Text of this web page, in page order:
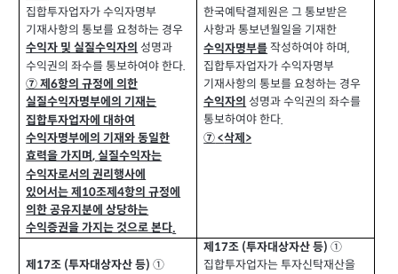
집합투자업자가 수익자명부
기재사항의 통보를 요청하는 경우
수익자 및 실질수익자의 성명과
수익권의 좌수를 통보하여야 한다.
⑦ 제6항의 규정에 의한
실질수익자명부에의 기재는
집합투자업자에 대하여
수익자명부에의 기재와 동일한
효력을 가지며,실질수익자는
수익자로서의 권리행사에
있어서는 제 10조제4항의 규정에
의한 공유지분에 상당하는
수익증권을 가지는 것으로 본다.
한국예탁결제원은 그 통보받은
사항과 통보년월일을 기재한
수익자명부를작성하여야 하며,
집합투자업자가 수익자명부
기재사항의 통보를 요청하는 경우
수익자의 성명과 수익권의 좌수를
통보하여야 한다.
⑦<삭제 >
제 17조 (투자대상자산 등)①
제 17조 (투자대상자산 등)①
집합투자업자는 투자신탁재산을